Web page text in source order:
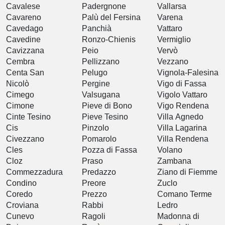
Cavalese
Cavareno
Cavedago
Cavedine
Cavizzana
Cembra
Centa San
Nicolò
Cimego
Cimone
Cinte Tesino
Cis
Civezzano
Cles
Cloz
Commezzadura
Condino
Coredo
Croviana
Cunevo
Padergnone
Palù del Fersina
Panchià
Ronzo-Chienis
Peio
Pellizzano
Pelugo
Pergine
Valsugana
Pieve di Bono
Pieve Tesino
Pinzolo
Pomarolo
Pozza di Fassa
Praso
Predazzo
Preore
Prezzo
Rabbi
Ragoli
Vallarsa
Varena
Vattaro
Vermiglio
Vervò
Vezzano
Vignola-Falesina
Vigo di Fassa
Vigolo Vattaro
Vigo Rendena
Villa Agnedo
Villa Lagarina
Villa Rendena
Volano
Zambana
Ziano di Fiemme
Zuclo
Comano Terme
Ledro
Madonna di